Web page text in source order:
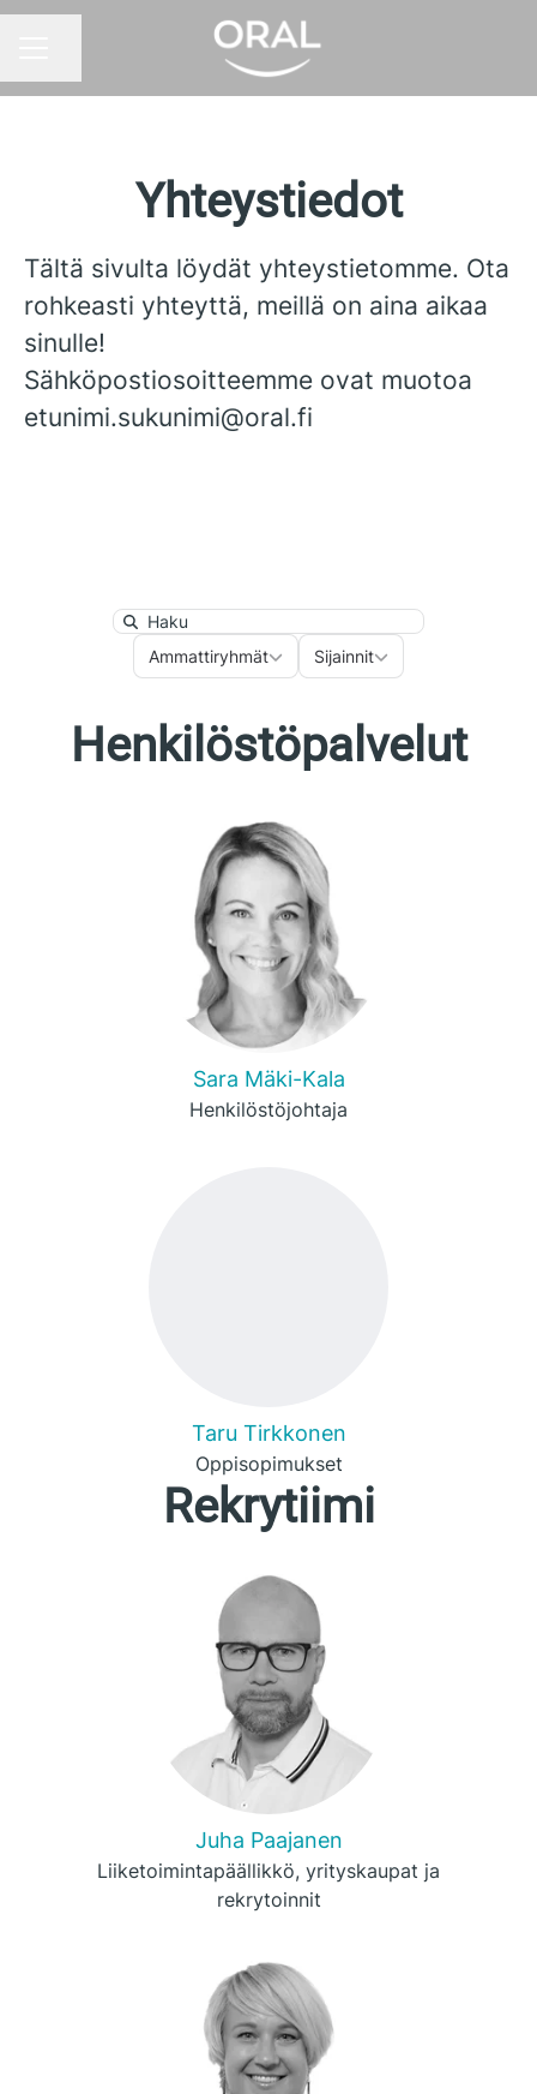
Yhteystiedot
Tältä sivulta löydät yhteystietomme. Ota
rohkeasti yhteyttä, meillä on aina aikaa
sinulle!
Sähköpostiosoitteemme ovat muotoa
etunimi.sukunimi@oral.fi
Search
Ammattiryhmät
Ammattiryhmät Sijainnit
Sijainnit
Henkilöstöpalvelut
Sara Mäki-Kala
Henkilöstöjohtaja
Taru Tirkkonen
Oppisopimukset
Rekrytiimi
Juha Paajanen
Liiketoimintapäällikkö, yrityskaupat ja
rekrytoinnit